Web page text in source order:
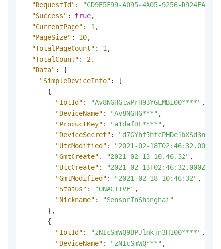
"RequestId" :
"CD9E5F99-A095-4A05-9256-
"Success" : true,
"CurrentPage" : 1 ,
"PageSize" : 10,
"TotalPageCount" : 1 ,
"TotalCount" : 2,
"Data" :
{
"SimpleDeviceInfo" :
[
{
"IotId" : "Av8NGHGtwPrH9BYGLMBi00****" ,
"DeviceName" : "Av8NGHG***" ,
"ProductKey" : "a1dafDE****" ,
"DeviceSecret" :
"UtcModified" : "2021-02-18T02:46:32.000Z"
"GmtCreate" : "2021-02-18 10:46:32" ,
"UtcCreate" : "2021-02-18T02:46:32.000Z"
"GmtModified" : "2021-02-18 10:46:32" ,
"Status" : "UNACTIVE" ,
"Nickname" :
"SensorInShanghai"
} ,
{
"IotId" : "zNIcSmWQ9BPJlmkjn3H100****" ,
"DeviceName" : "zNIcSmWQ***" ,